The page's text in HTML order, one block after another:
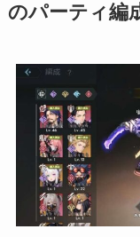
のパーティ編